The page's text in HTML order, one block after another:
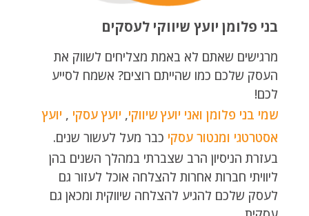
בני פלומן יועץ שיווקי לעסקים
מרגישים שאתם לא באמת מצליחים לשווק את
העסק שלכם כמו שהייתם רוצים? אשמח לסייע
לכם!
שמי בני פלומן ואני יועץ שיווקי, יועץ עסקי , יועץ
אסטרטגי ומנטור עסקי כבר מעל לעשור שנים.
בעזרת הניסיון הרב שצברתי במהלך השנים בהן
ליוויתי חברות אחרות להצלחה אוכל לעזור גם
לעסק שלכם להגיע להצלחה שיווקית ומכאן גם